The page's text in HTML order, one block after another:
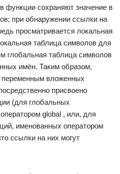
функции сохраняют значение в
при обнаружении ссылки на
просматривается локальная
таблица символов для
глобальная таблица символов
имён. Таким образом,
вложенных
присвоено
(для глобальных
global , или, для
именованных оператором
ссылки на них могут